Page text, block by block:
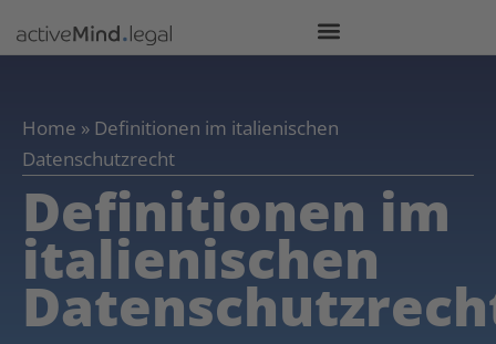
Home » Definitionen im italienischen
Datenschutzrecht
Definitionen im
italienischen